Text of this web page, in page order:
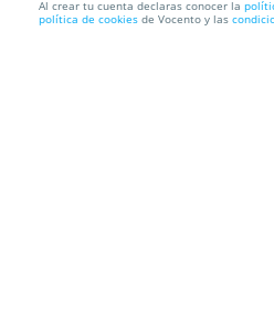
1 o 2 Tumbona de playa,
Al crear tu cuenta declaras conocer la
política de cookies de Vocento y las